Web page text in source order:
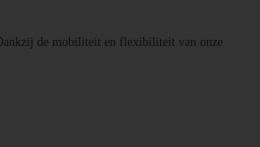
de mobiliteit en flexibiliteit van onze